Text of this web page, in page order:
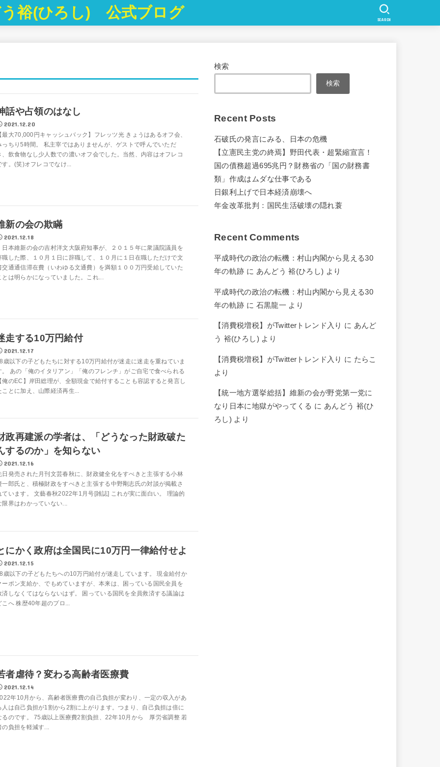
裕(ひろし) 公式ブログ SEARCH
話や占領のはなし
2021.12.20
最大70,000円キャッシュバック】フレッツ光 きょうはあるオフ会、
っちり5時間。 私主宰ではありませんが、ゲストで呼んでいただ
、飲食物なし少人数での濃いオフ会でした。当然、内容はオフレコ
す。(笑)オフレコでなけ...
新の会の欺瞞
2021.12.18
本維新の会の吉村洋文大阪府知事が、２０１５年に衆議院議員を
職した際、１０月１日に辞職して、１０月に１日在職しただけで文
交通通信滞在費（いわゆる文通費）を満額１００万円受給していた
とは明らかになっていました。これ...
走する10万円給付
2021.12.17
歳以下の子どもたちに対する10万円給付が迷走に迷走を重ねていま
。 あの「俺のイタリアン」「俺のフレンチ」がご自宅で食べられる
俺のEC】岸田総理が、全額現金で給付することも容認すると発言し
ことに加え、山際経済再生...
政再建派の学者は、「どうなった財政破た
するのか」を知らない
2021.12.16
日発売された月刊文芸春秋に、財政健全化をすべきと主張する小林
一郎氏と、積極財政をすべきと主張する中野剛志氏の対談が掲載さ
ています。 文藝春秋2022年1月号[雑誌] これが実に面白い。 理論的
限界はわかっていない...
にかく政府は全国民に10万円一律給付せよ
2021.12.15
歳以下の子どもたちへの10万円給付が迷走しています。 現金給付か
ーポン支給か、でもめていますが、本来は、困っている国民全員を
済しなくてはならないはず。 困っている国民を全員救済する議論は
こへ 株歴40年超のプロ...
者虐待？変わる高齢者医療費
2021.12.14
年10月から、高齢者医療費の自己負担が変わり、一定の収入があ
人は自己負担が1割から2割に上がります。つまり、自己負担は倍に
るのです。 75歳以上医療費2割負担、22年10月から 厚労省調整 若
の負担を軽減す...
検索
検索
Recent Posts
石破氏の発言にみる、日本の危機
【立憲民主党の終焉】野田代表・超緊縮宣言！
国の債務超過695兆円？財務省の「国の財務書
類」作成はムダな仕事である
日銀利上げで日本経済崩壊へ
年金改革批判：国民生活破壊の隠れ蓑
Recent Comments
平成時代の政治の転機：村山内閣から見える30
年の軌跡 に あんどう 裕(ひろし) より
平成時代の政治の転機：村山内閣から見える30
年の軌跡 に 石黒龍一 より
【消費税増税】がTwitterトレンド入り に あんど
う 裕(ひろし) より
【消費税増税】がTwitterトレンド入り に たらこ
より
【統一地方選挙総括】維新の会が野党第一党に
なり日本に地獄がやってくる に あんどう 裕(ひ
ろし) より